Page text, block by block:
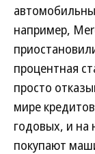
например,
процентная
просто
мире
годовых, и на
покупают